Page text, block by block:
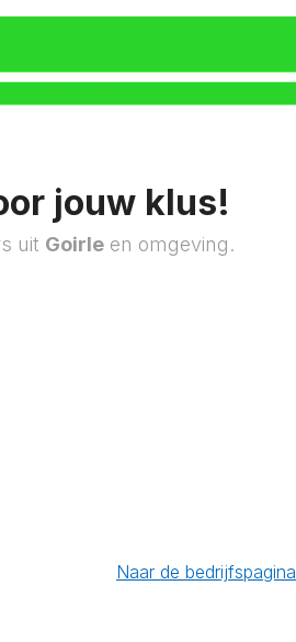
jouw klus!
uit Goirle en omgeving.
Naar de bedrijfspagina